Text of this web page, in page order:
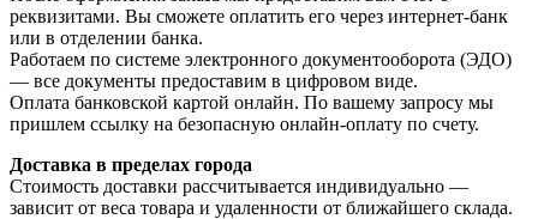
реквизитами. Вы сможете оплатить его через интернет-банк
или в отделении банка.
Работаем по системе электронного документооборота (ЭДО)
— все документы предоставим в цифровом виде.
Оплата банковской картой онлайн. По вашему запросу мы
пришлем ссылку на безопасную онлайн-оплату по счету.
Доставка в пределах города
Стоимость доставки рассчитывается индивидуально —
зависит от веса товара и удаленности от ближайшего склада.